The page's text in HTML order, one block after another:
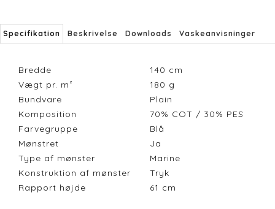
Specifikation Beskrivelse Downloads Vaskeanvisninger
Bredde 140 cm
Vægt pr. m²
180 g
Bundvare
Plain
Komposition
70% COT / 30% PES
Farvegruppe
Blå
Mønstret
Ja
Type af mønster
Marine
Konstruktion af mønster
Tryk
Rapport højde
61 cm